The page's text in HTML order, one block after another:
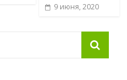
9 июня, 2020